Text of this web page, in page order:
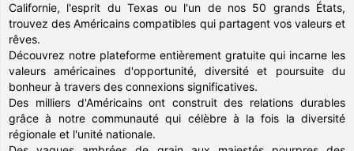
Californie, l'esprit du Texas ou l'un de nos 50 grands États,
trouvez des Américains compatibles qui partagent vos valeurs et
rêves.
Découvrez notre plateforme entièrement gratuite qui incarne les
valeurs américaines d'opportunité, diversité et poursuite du
bonheur à travers des connexions significatives.
Des milliers d'Américains ont construit des relations durables
grâce à notre communauté qui célèbre à la fois la diversité
régionale et l'unité nationale.